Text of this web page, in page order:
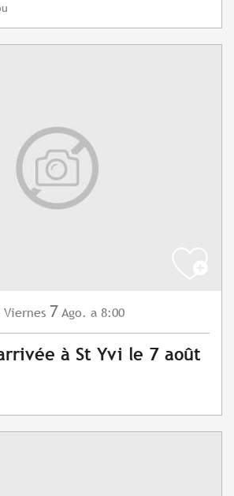
Viernes 7 Ago. a 8:00
à St Yvi le 7 août